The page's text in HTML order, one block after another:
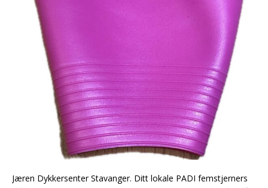
Jæren Dykkersenter Stavanger. Ditt lokale PADI femstjerners